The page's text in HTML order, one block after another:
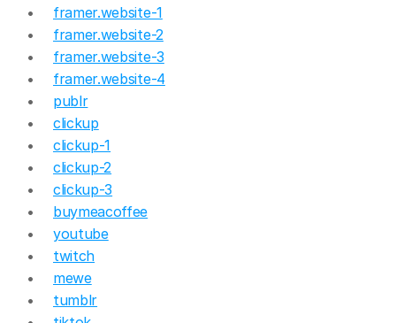
framer.website-1
framer.website-2
framer.website-3
framer.website-4
publr
clickup
clickup-1
clickup-2
clickup-3
buymeacoffee
youtube
twitch
mewe
tumblr